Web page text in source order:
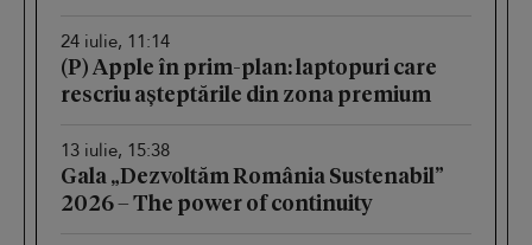
24 iulie, 11:14
(P) Apple în prim-plan: laptopuri care
rescriu așteptările din zona premium
13 iulie, 15:38
Gala „Dezvoltăm România Sustenabil”
2026 – The power of continuity